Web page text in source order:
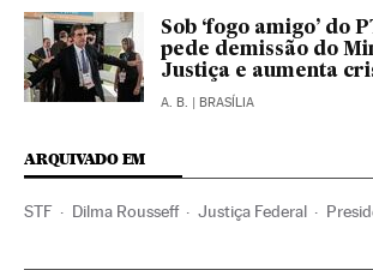
Sob ‘fogo amigo’ do
pede demissão do
Justiça e aumenta
A. B. | BRASÍLIA
ARQUIVADO EM
STF Dilma Rousseff Justiça Federal